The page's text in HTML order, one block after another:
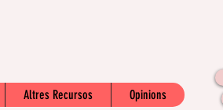
Altres Recursos Opinions